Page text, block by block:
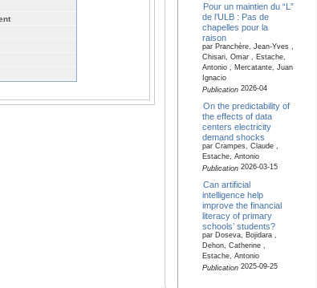
Pour un maintien du “L”
de l’ULB : Pas de
chapelles pour la
raison
par Pranchère, Jean-Yves ,
Chisari, Omar , Estache,
Antonio , Mercatante, Juan
Ignacio
Publication2026-04
On the predictability of
the effects of data
centers electricity
demand shocks
par Crampes, Claude ,
Estache, Antonio
Publication2026-03-15
Can artificial
intelligence help
improve the financial
literacy of primary
schools’ students?
par Doseva, Bojidara ,
Dehon, Catherine ,
Estache, Antonio
Publication2025-09-25